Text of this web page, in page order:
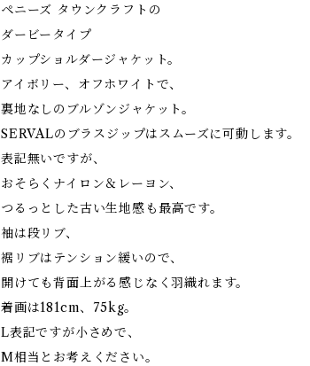
ペニーズ タウンクラフトの
ダービータイプ
カップショルダージャケット。
アイボリー、オフホワイトで、
裏地なしのブルゾンジャケット。
SERVALのブラスジップはスムーズに可動します。
表記無いですが、
おそらくナイロン＆レーヨン、
つるっとした古い生地感も最高です。
袖は段リブ、
裾リブはテンション緩いので、
開けても背面上がる感じなく羽織れます。
着画は181cm、75kg。
L表記ですが小さめで、
M相当とお考えください。